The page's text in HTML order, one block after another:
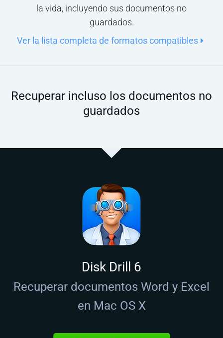
la vida, incluyendo sus documentos no
guardados.
Ver la lista completa de formatos compatibles
Recuperar incluso los documentos no
guardados
Disk Drill 6
Recuperar documentos Word y Excel
en Mac OS X